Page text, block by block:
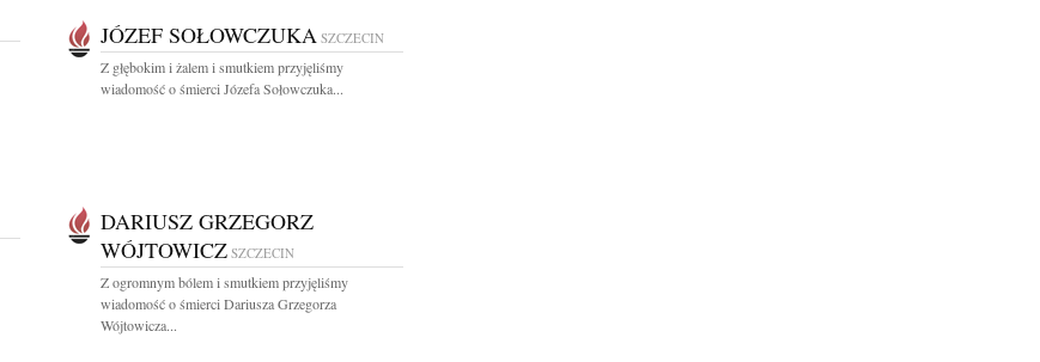
JÓZEF SOŁOWCZUKA SZCZECIN
Z głębokim i żalem i smutkiem przyjęliśmy
wiadomość o śmierci Józefa Sołowczuka...
DARIUSZ GRZEGORZ
WÓJTOWICZ SZCZECIN
Z ogromnym bólem i smutkiem przyjęliśmy
wiadomość o śmierci Dariusza Grzegorza
Wójtowicza...